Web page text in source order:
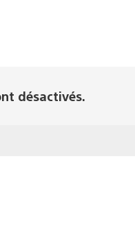
désactivés.